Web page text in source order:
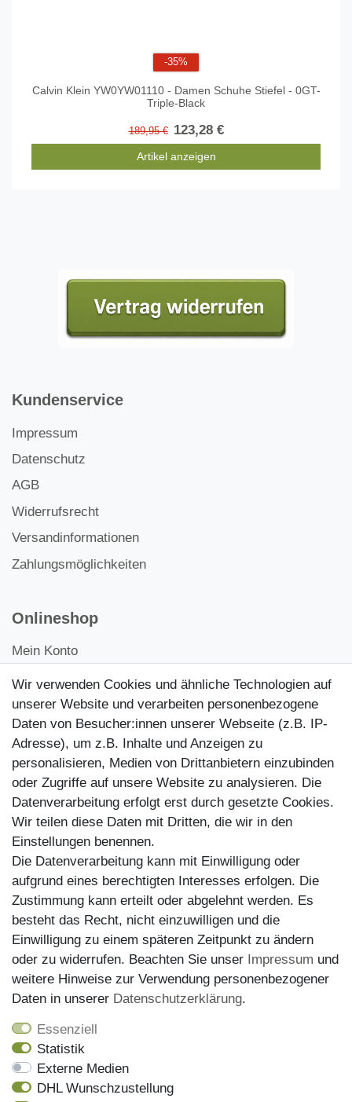
-35%
Calvin Klein YW0YW01110 - Damen Schuhe Stiefel - 0GT-
Triple-Black
189,95 € 123,28 €
Artikel anzeigen
Kundenservice
Impressum
Datenschutz
AGB
Widerrufsrecht
Versandinformationen
Zahlungsmöglichkeiten
Onlineshop
Mein Konto
Kontakt
Kundenretouren
Reparaturservice
Zahlungsarten
Versand
Wir verwenden Cookies und ähnliche Technologien auf
unserer Website und verarbeiten personenbezogene
Daten von Besucher:innen unserer Webseite (z.B. IP-
Adresse), um z.B. Inhalte und Anzeigen zu
personalisieren, Medien von Drittanbietern einzubinden
oder Zugriffe auf unsere Website zu analysieren. Die
Datenverarbeitung erfolgt erst durch gesetzte Cookies.
Wir teilen diese Daten mit Dritten, die wir in den
Einstellungen benennen.
Die Datenverarbeitung kann mit Einwilligung oder
aufgrund eines berechtigten Interesses erfolgen. Die
Zustimmung kann erteilt oder abgelehnt werden. Es
besteht das Recht, nicht einzuwilligen und die
Einwilligung zu einem späteren Zeitpunkt zu ändern
oder zu widerrufen. Beachten Sie unser Impressum und
weitere Hinweise zur Verwendung personenbezogener
Daten in unserer Daten­schutz­erklärung.
Essenziell
Statistik
Externe Medien
DHL Wunschzustellung